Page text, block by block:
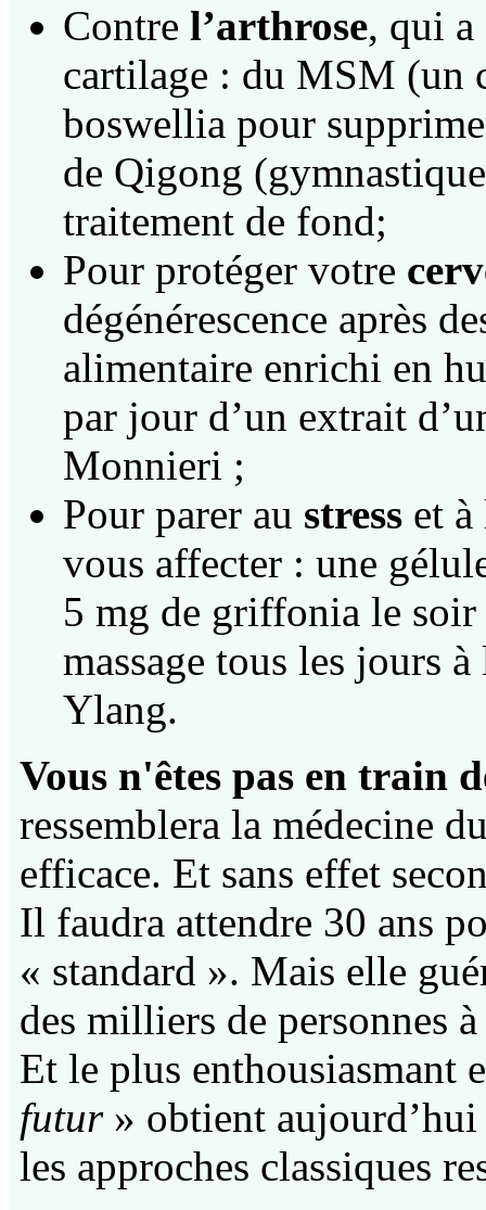
Contre l’arthrose, qui a
cartilage : du MSM (un
boswellia pour
de Qigong
traitement de fond;
Pour protéger votre
dégénérescence après
alimentaire enrichi en
par jour d’un extrait
Monnieri ;
Pour parer au stress et
vous affecter : une
5 mg de griffonia le soir
massage tous les jours
Ylang.
Vous n'êtes pas en train
ressemblera la médecine
efficace. Et sans effet
Il faudra attendre 30 ans
« standard ». Mais elle
des milliers de personnes
Et le plus enthousiasmant
futur» obtient aujourd’hui
les approches classiques